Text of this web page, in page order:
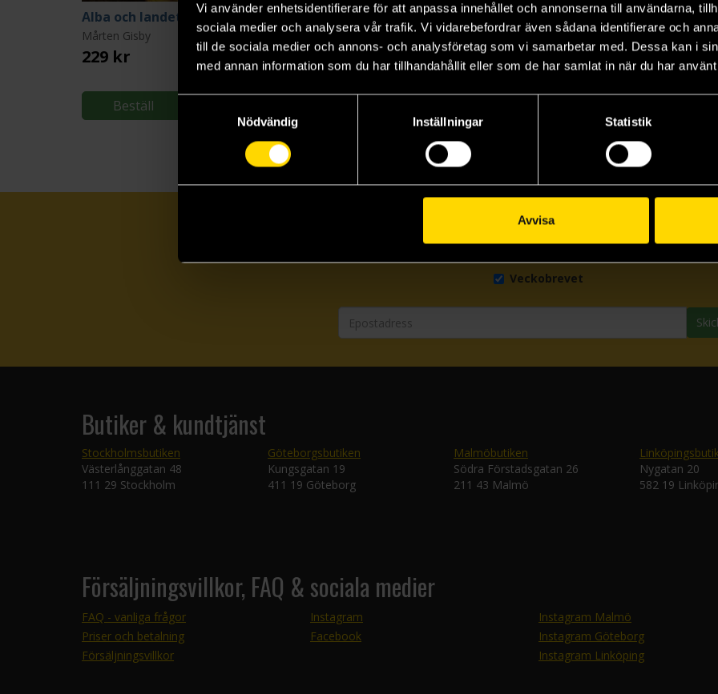
Vi använder enhetsidentifierare för att anpassa innehållet och annonserna till användarna,
sociala medier och analysera vår trafik. Vi vidarebefordrar även sådana identifierare och
till de sociala medier och annons- och analysföretag som vi samarbetar med. Dessa kan i
med annan information som du har tillhandahållit eller som de har samlat in när du har
Nödvändig
Inställningar Statistik
Avvisa
Alba och landet Bortom
Mårten Gisby
229 kr
Beställ
Alba och Nattramnens grav
Henrik Johansson
229 kr
Alba och asablotet
Henrik Johansson
229 kr
Prenumerera på vårt nyhetsbrev
Veckobrevet
Butiker & kundtjänst
Stockholmsbutiken
Västerlånggatan 48
111 29 Stockholm
Göteborgsbutiken
Kungsgatan 19
411 19 Göteborg
Malmöbutiken
Södra Förstadsgatan 26
211 43 Malmö
Nygatan 20
582 19
Försäljningsvillkor, FAQ & sociala medier
FAQ - vanliga frågor
Priser och betalning
Försäljningsvillkor
Instagram
Facebook
Instagram Malmö
Instagram Göteborg
Instagram Linköping